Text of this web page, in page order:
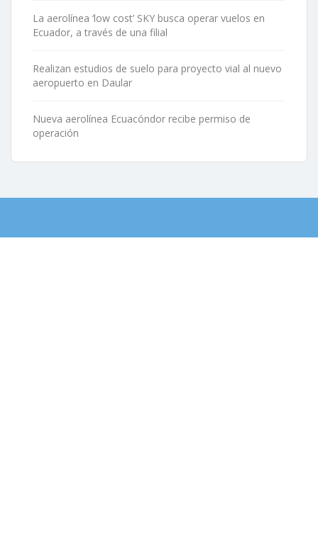
La aerolínea ‘low cost’ SKY busca operar vuelos en
Ecuador, a través de una filial
Realizan estudios de suelo para proyecto vial al nuevo
aeropuerto en Daular
Nueva aerolínea Ecuacóndor recibe permiso de
operación